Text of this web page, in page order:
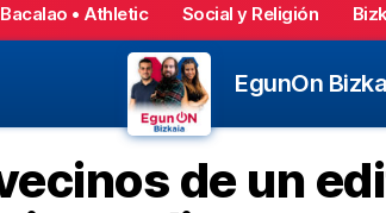
Bacalao • Athletic Social y Religión
EgunOn
de un